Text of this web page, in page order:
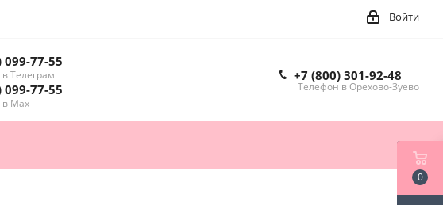
Войти
099-77-55
Телеграм
099-77-55
в Мах
+7 (800) 301-92-48
Телефон в Орехово-Зуево
0